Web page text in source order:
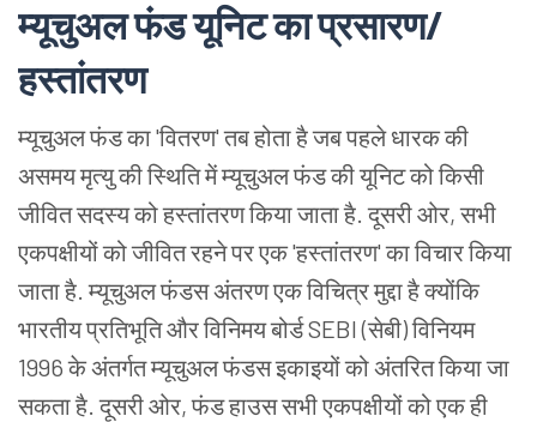
म्यूचुअलफंडयूनिटकाप्रसारण/
हस्तांतरण
म्यूचुअलफंडका 'वितरण' तबहोताहैजबपहले धारककी
असमयमृत्युकीस्थितिमेंम्यूचुअलफंडकीयूनिटकोकिसी
जीवितसदस्यकोहस्तांतरणकियाजाताहै. दूसरीओर, सभी
एकपक्षीयोंकोजीवितरहनेपरएक 'हस्तांतरण' काविचारकिया
जाताहै. म्यूचुअलफंडसअंतरणएकविचित्रमुद्दाहैक्योंकि
भारतीयप्रतिभूतिऔरविनिमयबोर्ड SEBI (सेबी) विनियम
1996 केअंतर्गतम्यूचुअलफंडसइकाइयोंकोअंतरितकियाजा
सकताहै. दूसरीओर, फंडहाउससभीएकपक्षीयोंकोएकही